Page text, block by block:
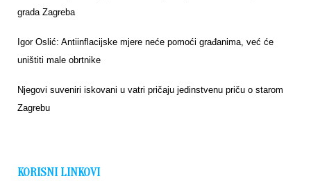
grada Zagreba
Igor Oslić: Antiinflacijske mjere neće pomoći građanima, već će
uništiti male obrtnike
Njegovi suveniri iskovani u vatri pričaju jedinstvenu priču o starom
Zagrebu
KORISNI LINKOVI